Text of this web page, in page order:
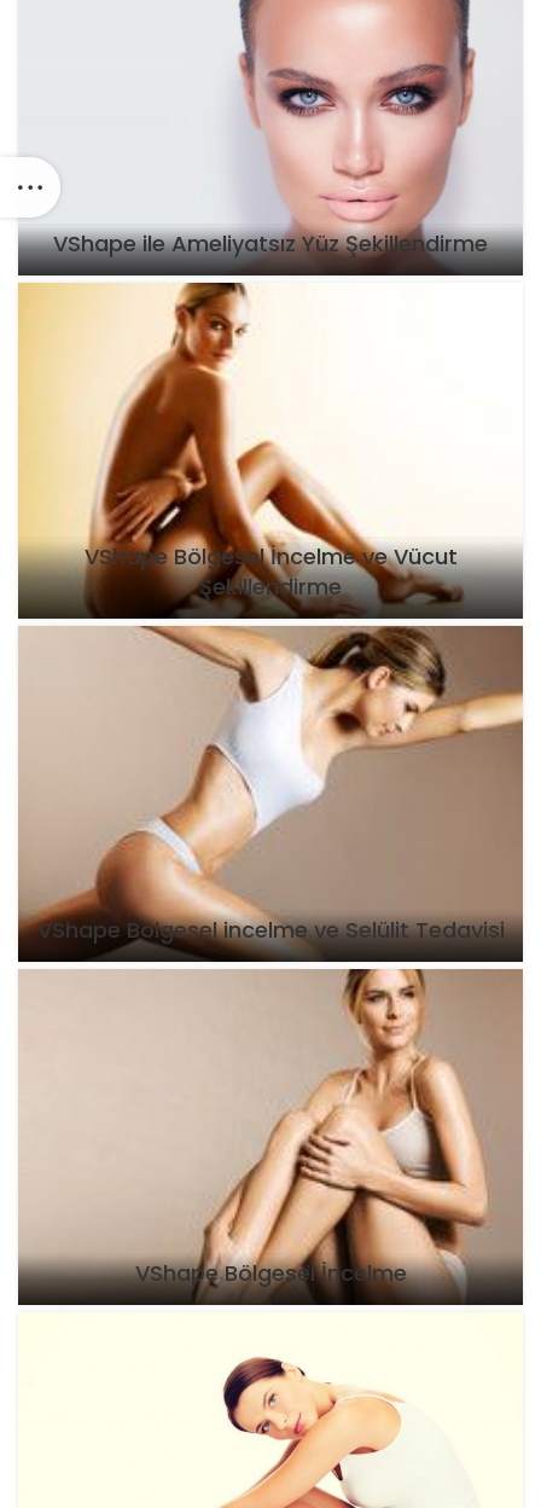
VShape ile Ameliyatsız Yüz Şekillendirme
VShape Bölgesel İncelme ve Vücut
Şekillendirme
VShape Bölgesel incelme ve Selülit Tedavisi
VShape Bölgesel İncelme